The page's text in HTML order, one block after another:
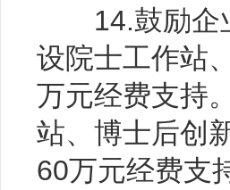
14.鼓励企业
设院士工作站
万元经费支持
站、博士后创
60万元经费支